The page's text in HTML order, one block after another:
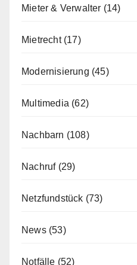
Mieter & Verwalter (14)
Mietrecht(17)
Modernisierung (45)
Multimedia (62)
Nachbarn (108)
Nachruf(29)
Netzfundstück (73)
News(53)
Notfälle (52)